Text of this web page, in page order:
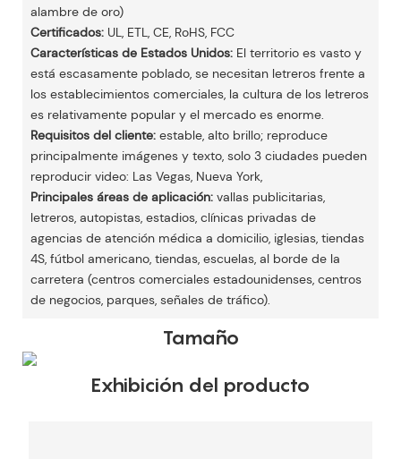
alambre de oro)
Certificados:UL, ETL, CE, RoHS, FCC
Características de Estados Unidos:El territorio es vasto y
está escasamente poblado, se necesitan letreros frente a
los establecimientos comerciales, la cultura de los letreros
es relativamente popular y el mercado es enorme.
Requisitos del cliente:estable, alto brillo; reproduce
principalmente imágenes y texto, solo 3 ciudades pueden
reproducir video: Las Vegas, Nueva York,
Principales áreas de aplicación:vallas publicitarias,
letreros, autopistas, estadios, clínicas privadas de
agencias de atención médica a domicilio, iglesias, tiendas
4S, fútbol americano, tiendas, escuelas, al borde de la
carretera (centros comerciales estadounidenses, centros
de negocios, parques, señales de tráfico).
Tamaño
Exhibición del producto